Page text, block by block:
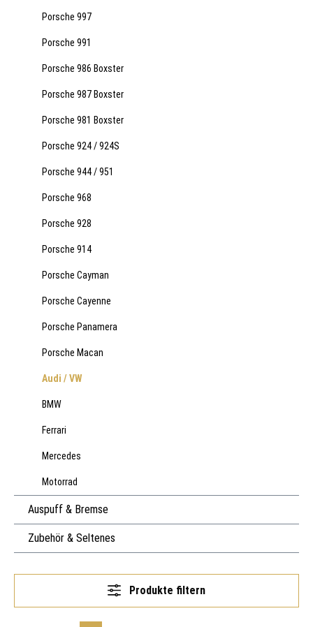
Porsche 997
Porsche 991
Porsche 986 Boxster
Porsche 987 Boxster
Porsche 981 Boxster
Porsche 924 / 924S
Porsche 944 / 951
Porsche 968
Porsche 928
Porsche 914
Porsche Cayman
Porsche Cayenne
Porsche Panamera
Porsche Macan
Audi / VW
BMW
Ferrari
Mercedes
Motorrad
Auspuff & Bremse
Zubehör & Seltenes
Produkte filtern